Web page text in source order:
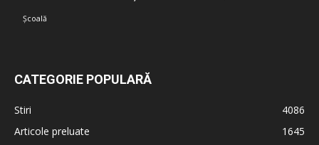
Școală
CATEGORIE POPULARĂ
Stiri
4086
Articole preluate
1645